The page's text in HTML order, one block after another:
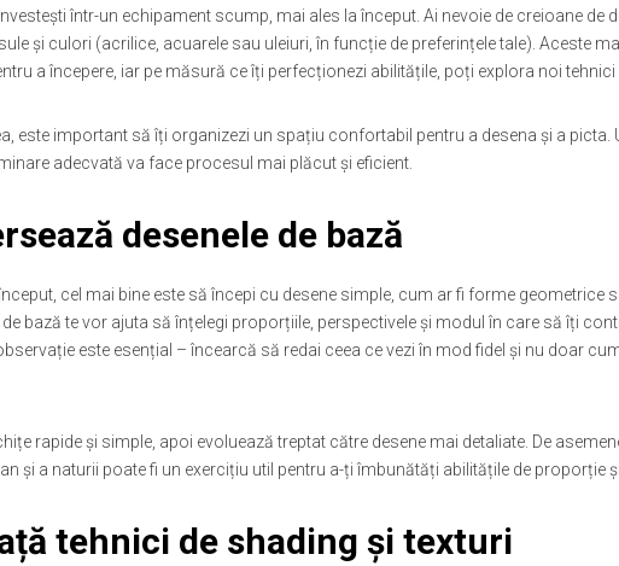
într-un echipament scump, mai ales la început. Ai nevoie de creioane de
și culori (acrilice, acuarele sau uleiuri, în funcție de preferințele tale). Aceste
a începere, iar pe măsură ce îți perfecționezi abilitățile, poți explora noi tehnici
este important să îți organizezi un spațiu confortabil pentru a desena și a picta.
adecvată va face procesul mai plăcut și eficient.
desenele de bază
cel mai bine este să începi cu desene simple, cum ar fi forme geometrice
de bază te vor ajuta să înțelegi proporțiile, perspectivele și modul în care să îți
este esențial – încearcă să redai ceea ce vezi în mod fidel și nu doar
rapide și simple, apoi evoluează treptat către desene mai detaliate. De
și a naturii poate fi un exercițiu util pentru a-ți îmbunătăți abilitățile de proporție și
tehnici de shading și texturi